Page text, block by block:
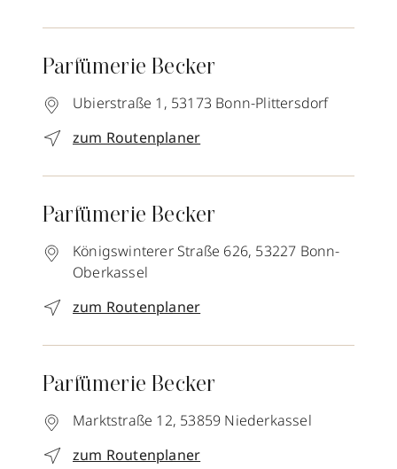
Parfümerie Becker
Ubierstraße 1, 53173 Bonn-Plittersdorf
zum Routenplaner
Parfümerie Becker
Königswinterer Straße 626, 53227 Bonn-
Oberkassel
zum Routenplaner
Parfümerie Becker
Marktstraße 12, 53859 Niederkassel
zum Routenplaner